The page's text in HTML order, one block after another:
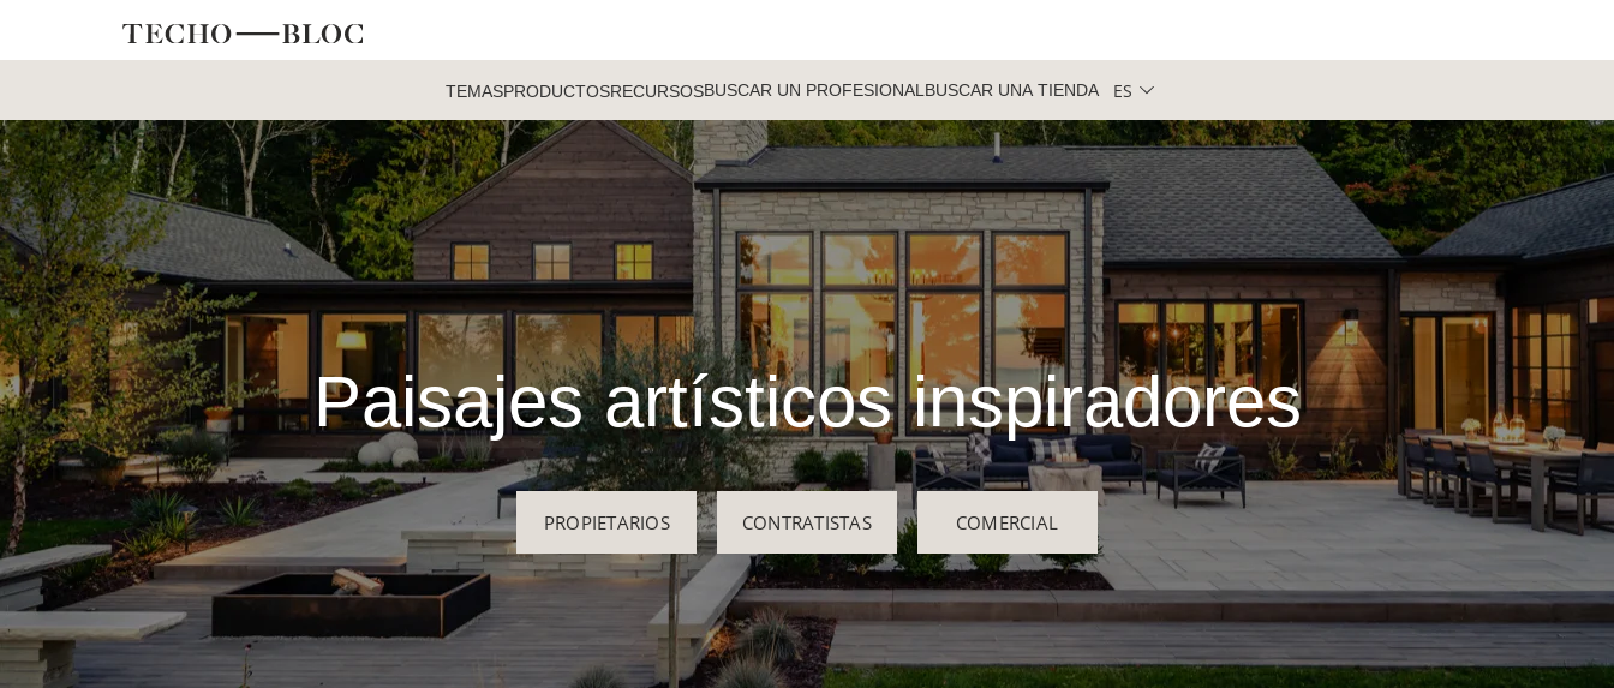
TEMASPRODUCTOSRECURSOSBUSCAR UN PROFESIONAL BUSCAR UNA TIENDA ES
Paisajes artísticos inspiradores
PROPIETARIOS CONTRATISTAS COMERCIAL